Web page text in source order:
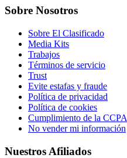
Sobre Nosotros
Sobre El Clasificado
Media Kits
Trabajos
Términos de servicio
Trust
Evite estafas y fraude
Política de privacidad
Política de cookies
Cumplimiento de la CCPA
No vender mi información
Nuestros Afiliados